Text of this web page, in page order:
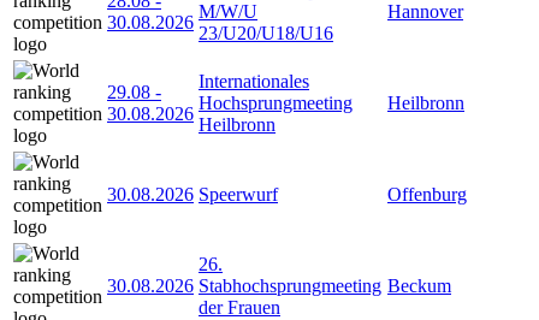
30.08.2026
M/W/U
23/U20/U18/U16
Hannover
29.08 -
30.08.2026
Internationales
Hochsprungmeeting
Heilbronn
Heilbronn
30.08.2026 Speerwurf Offenburg
30.08.2026
26.
Stabhochsprungmeeting
der Frauen
Beckum